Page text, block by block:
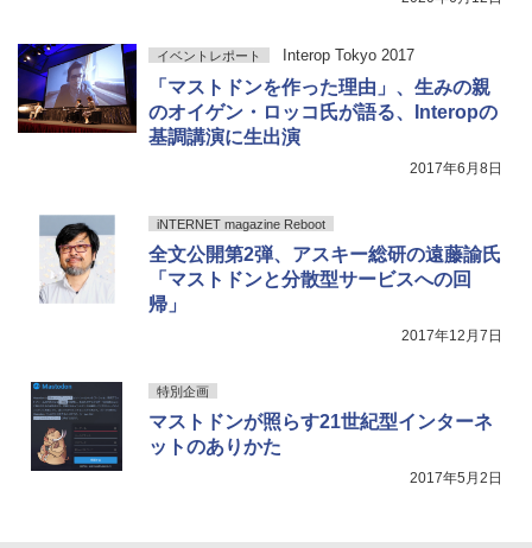
イベントレポート Interop Tokyo 2017
「マストドンを作った理由」、生みの親
のオイゲン・ロッコ氏が語る、Interopの
基調講演に生出演
2017年6月8日
iNTERNET magazine Reboot
全文公開第2弾、アスキー総研の遠藤諭氏
「マストドンと分散型サービスへの回
帰」
2017年12月7日
特別企画
マストドンが照らす21世紀型インターネ
ットのありかた
2017年5月2日